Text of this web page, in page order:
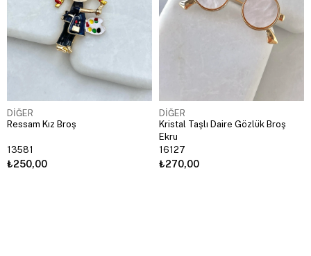
DİĞER
Ressam Kız Broş
13581
₺250,00
DİĞER
Kristal Taşlı Daire Gözlük Broş
Ekru
16127
₺270,00